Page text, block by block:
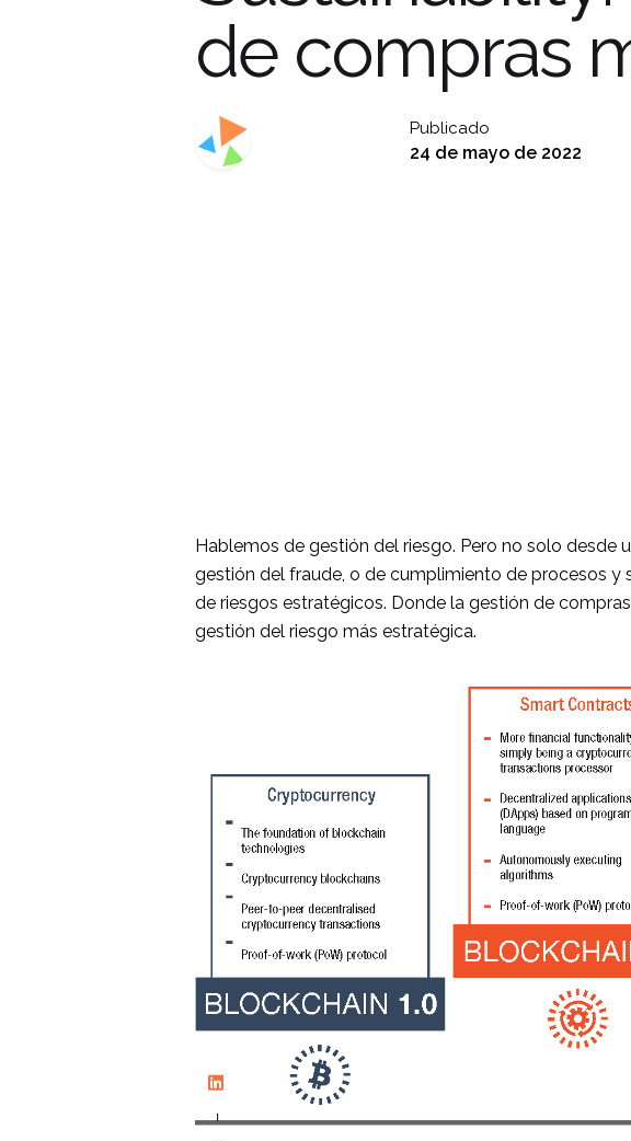
–
de compras
Publicado
24 de mayo de 2022
Hablemos de gestión del riesgo. Pero no solo desde
gestión del fraude, o de cumplimiento de procesos
de riesgos estratégicos. Donde la gestión de
gestión del riesgo más estratégica.